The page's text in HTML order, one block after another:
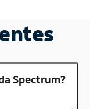
Spectrum?